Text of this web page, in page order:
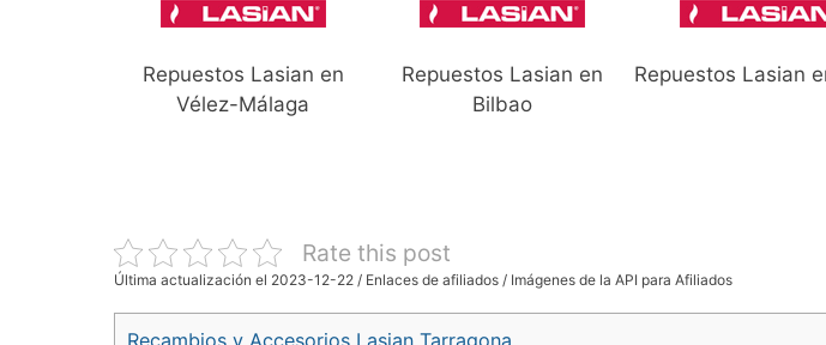
Repuestos Lasian en
Vélez-Málaga
Repuestos Lasian en
Bilbao
Repuestos Lasian
Rate this post
Última actualización el 2023-12-22 / Enlaces de afiliados / Imágenes de la API para Afiliados